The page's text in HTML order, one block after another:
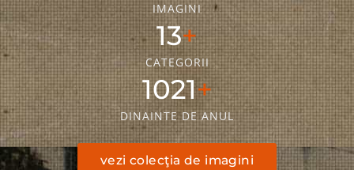
IMAGINI
18
CATEGORII
1436
DINAINTE DE ANUL
vezi colecţia de imagini